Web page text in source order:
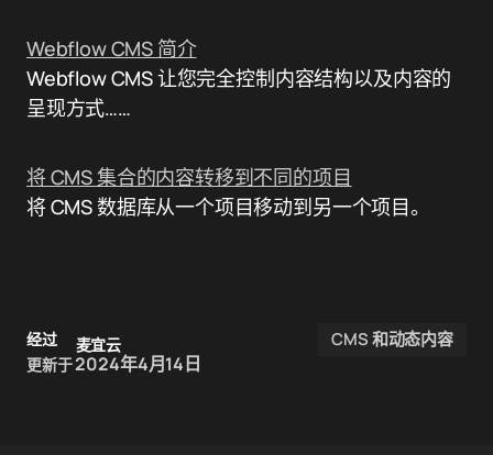
Webflow CMS 简介
Webflow CMS 让您完全控制内容结构以及内容的
呈现方式……
将 CMS 集合的内容转移到不同的项目
将 CMS 数据库从一个项目移动到另一个项目。
经过
麦宜云
更新于2024年4月14日
CMS 和动态内容